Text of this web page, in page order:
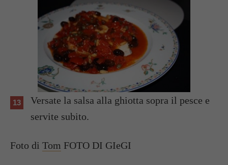
Versate la salsa alla ghiotta sopra il pesce e
servite subito.
Foto di Tom FOTO DI GIeGI